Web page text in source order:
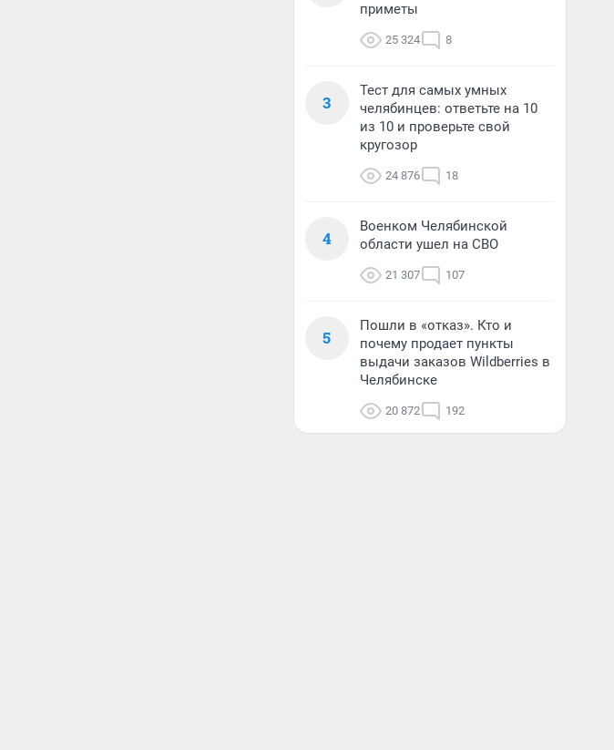
приметы
25 324 8
3
Тест для самых умных
челябинцев: ответьте на 10
из 10 и проверьте свой
кругозор
24 876 18
4
Военком Челябинской
области ушел на СВО
21 307 107
5
Пошли в «отказ». Кто и
почему продает пункты
выдачи заказов Wildberries в
Челябинске
20 872 192